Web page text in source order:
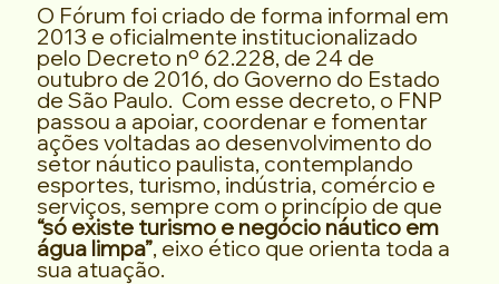
O Fórum foi criado de forma informal em
2013 e oficialmente institucionalizado
pelo Decreto nº 62.228, de 24 de
outubro de 2016, do Governo do Estado
de São Paulo. Com esse decreto, o FNP
passou a apoiar, coordenar e fomentar
ações voltadas ao desenvolvimento do
setor náutico paulista, contemplando
esportes, turismo, indústria, comércio e
serviços, sempre com o princípio de que
“só existe turismo e negócio náutico em
água limpa”, eixo ético que orienta toda a
sua atuação.